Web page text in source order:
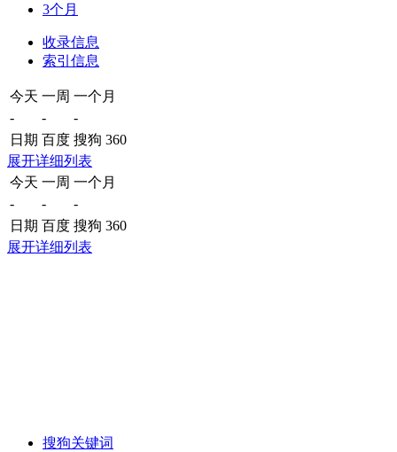
3个月
收录信息
索引信息
今天 一周 一个月
-
-
-
日期 百度 搜狗 360
展开详细列表
今天 一周 一个月
-
-
-
日期 百度 搜狗 360
展开详细列表
搜狗关键词